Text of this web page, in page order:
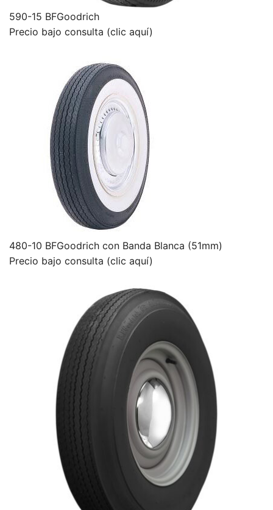
590-15 BFGoodrich
Precio bajo consulta (clic aquí)
480-10 BFGoodrich con Banda Blanca (51mm)
Precio bajo consulta (clic aquí)